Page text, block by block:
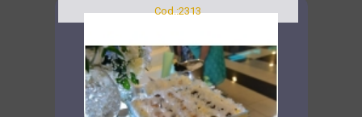
Cod.:2313